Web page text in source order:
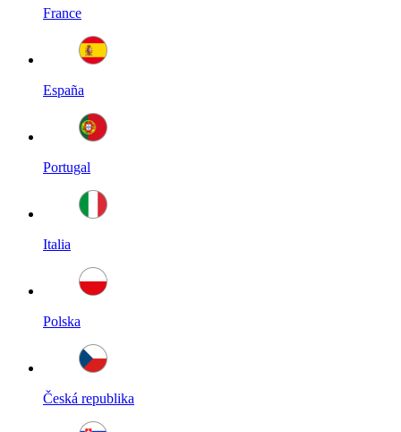
France
España
Portugal
Italia
Polska
Česká republika